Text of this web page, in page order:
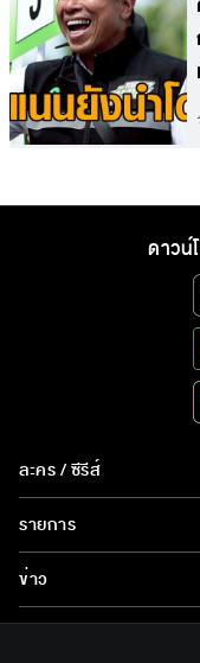
ดาวน์
ละคร / ซีรีส์
ซีรีส์นานาชาติ
การ์ตูน & เกม
รายการ
ข่าว